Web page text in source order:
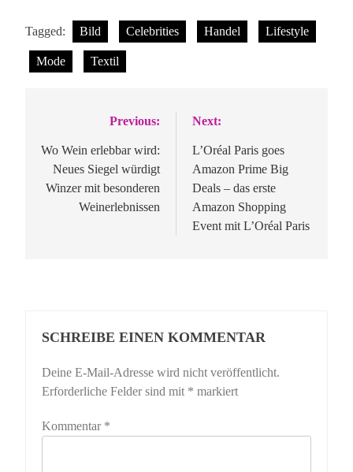
Tagged: Bild Celebrities Handel Lifestyle
Mode Textil
Beitragsnavigation
Previous:
Wo Wein erlebbar wird:
Neues Siegel würdigt
Winzer mit besonderen
Weinerlebnissen
Next:
L’Oréal Paris goes
Amazon Prime Big
Deals – das erste
Amazon Shopping
Event mit L’Oréal Paris
SCHREIBE EINEN KOMMENTAR
Deine E-Mail-Adresse wird nicht veröffentlicht.
Erforderliche Felder sind mit * markiert
Kommentar *